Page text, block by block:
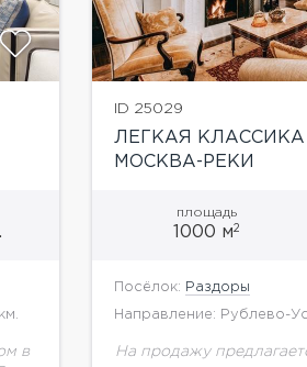
в
ID 25029
ЛЕГКАЯ КЛАССИКА
МОСКВА-РЕКИ
площадь
1000 м2
Посёлок: Раздоры
Направление: Рублево-
На продажу